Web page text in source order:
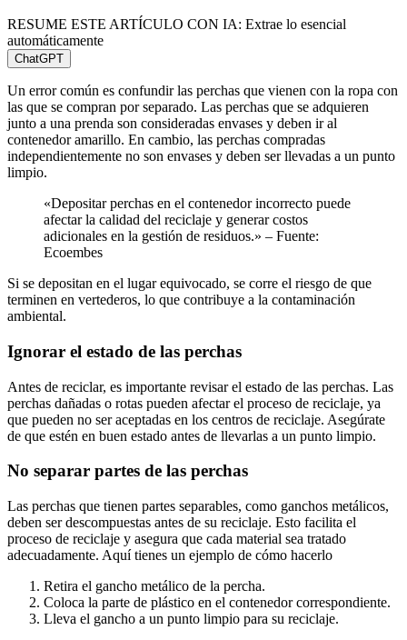
RESUME ESTE ARTÍCULO CON IA: Extrae lo esencial
automáticamente
ChatGPT
Un error común es confundir las perchas que vienen con la ropa con
las que se compran por separado. Las perchas que se adquieren
junto a una prenda son consideradas envases y deben ir al
contenedor amarillo. En cambio, las perchas compradas
independientemente no son envases y deben ser llevadas a un punto
limpio.
«Depositar perchas en el contenedor incorrecto puede
afectar la calidad del reciclaje y generar costos
adicionales en la gestión de residuos.» – Fuente:
Ecoembes
Si se depositan en el lugar equivocado, se corre el riesgo de que
terminen en vertederos, lo que contribuye a la contaminación
ambiental.
Ignorar el estado de las perchas
Antes de reciclar, es importante revisar el estado de las perchas. Las
perchas dañadas o rotas pueden afectar el proceso de reciclaje, ya
que pueden no ser aceptadas en los centros de reciclaje. Asegúrate
de que estén en buen estado antes de llevarlas a un punto limpio.
No separar partes de las perchas
Las perchas que tienen partes separables, como ganchos metálicos,
deben ser descompuestas antes de su reciclaje. Esto facilita el
proceso de reciclaje y asegura que cada material sea tratado
adecuadamente. Aquí tienes un ejemplo de cómo hacerlo
Retira el gancho metálico de la percha.
Coloca la parte de plástico en el contenedor correspondiente.
Lleva el gancho a un punto limpio para su reciclaje.